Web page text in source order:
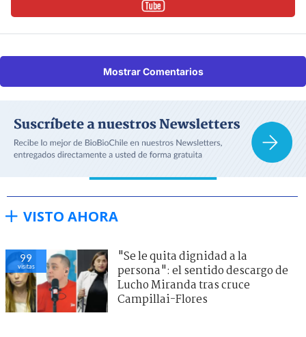
Mostrar Comentarios
VISTO AHORA
99
visitas
"Se le quita dignidad a la
persona": el sentido descargo de
Lucho Miranda tras cruce
Campillai-Flores